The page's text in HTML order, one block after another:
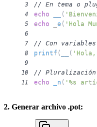
3
// En tema o
4 echo (
5 echo _e ( 'Hola
6
7
// Con variables
8 printf ( (
9
10
// Pluralización
11 echo _n ( '%s
2. Generar archivo .pot: